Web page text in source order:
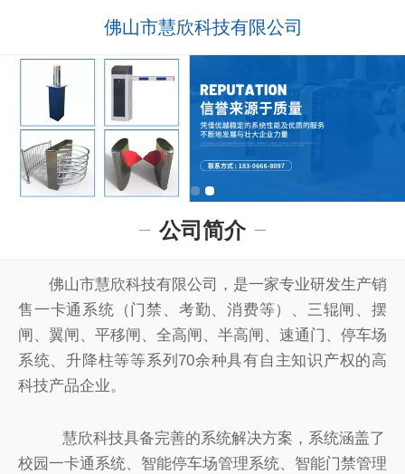
佛山市慧欣科技有限公司
公司简介
佛山市慧欣科技有限公司，是一家专业研发生产销
售一卡通系统（门禁、考勤、消费等）、三辊闸、摆
闸、翼闸、平移闸、全高闸、半高闸、速通门、停车场
系统、升降柱等等系列70余种具有自主知识产权的高
科技产品企业。
慧欣科技具备完善的系统解决方案，系统涵盖了
校园一卡通系统、智能停车场管理系统、智能门禁管理